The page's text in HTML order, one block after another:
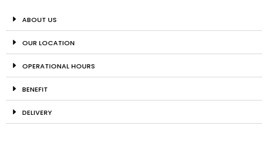
ABOUT US
OUR LOCATION
OPERATIONAL HOURS
BENEFIT
DELIVERY